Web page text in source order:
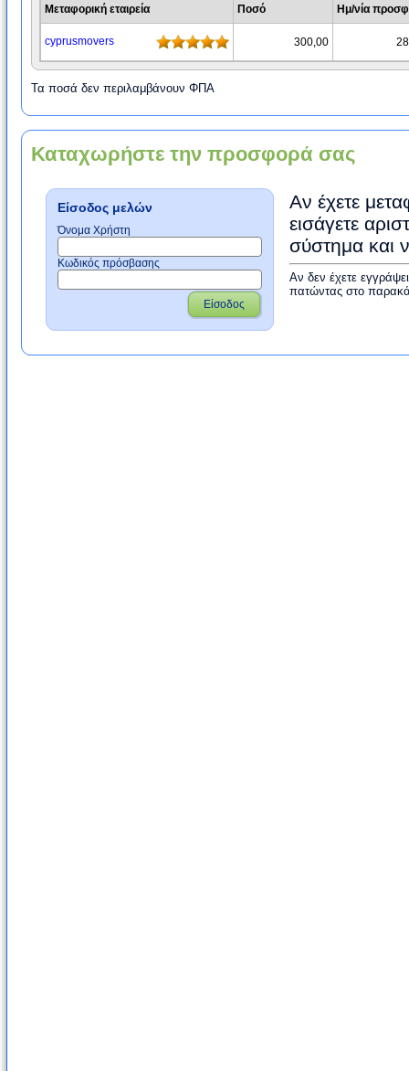
Μεταφορική εταιρεία Ποσό Ημ/νία
cyprusmovers 300,00
Τα ποσά δεν περιλαμβάνουν ΦΠΑ
Καταχωρήστε την προσφορά σας
Είσοδος μελών
Όνομα Χρήστη
Κωδικός πρόσβασης
Είσοδος
Αν έχετε
εισάγετε
σύστημα και
Αν δεν έχετε
πατώντας στο